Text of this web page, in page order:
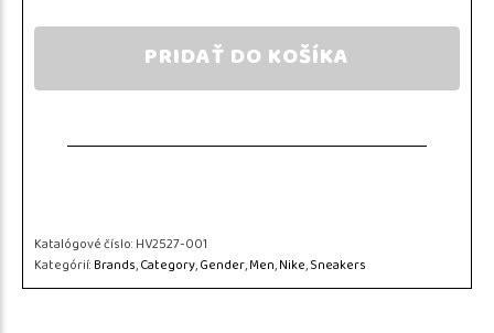
PRIDAŤ DO KOŠÍKA
Katalógové číslo:HV2527-001
Kategórií:Brands,Category,Gender,Men,Nike,Sneakers